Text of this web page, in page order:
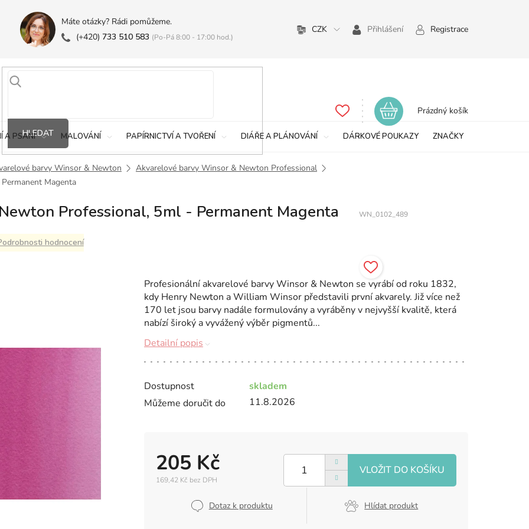
Máte otázky? Rádi pomůžeme.
(+420) 733 510 583 (Po-Pá 8:00 - 17:00 hod.)
CZK Přihlášení Registrace
HLEDAT
Nákupní
Prázdný košík
A PSANÍ MALOVÁNÍ PAPÍRNICTVÍ A TVOŘENÍ DIÁŘE A PLÁNOVÁNÍ DÁRKOVÉ POUKAZY ZNAČKY
barvy Winsor & Newton
Akvarelové barvy Winsor & Newton Professional
Magenta
Professional, 5ml - Permanent Magenta WN_0102_489
hodnocení
Dostupnost
skladem
Můžeme doručit do
11.8.2026
205 Kč
169,42 Kč bez DPH
Dotaz k produktu Hlídat produkt
Profesionální akvarelové barvy Winsor & Newton se vyrábí od roku 1832,
kdy Henry Newton a William Winsor představili první akvarely. Již více než
170 let jsou barvy nadále formulovány a vyráběny v nejvyšší kvalitě, která
nabízí široký a vyvážený výběr pigmentů...
Detailní popis